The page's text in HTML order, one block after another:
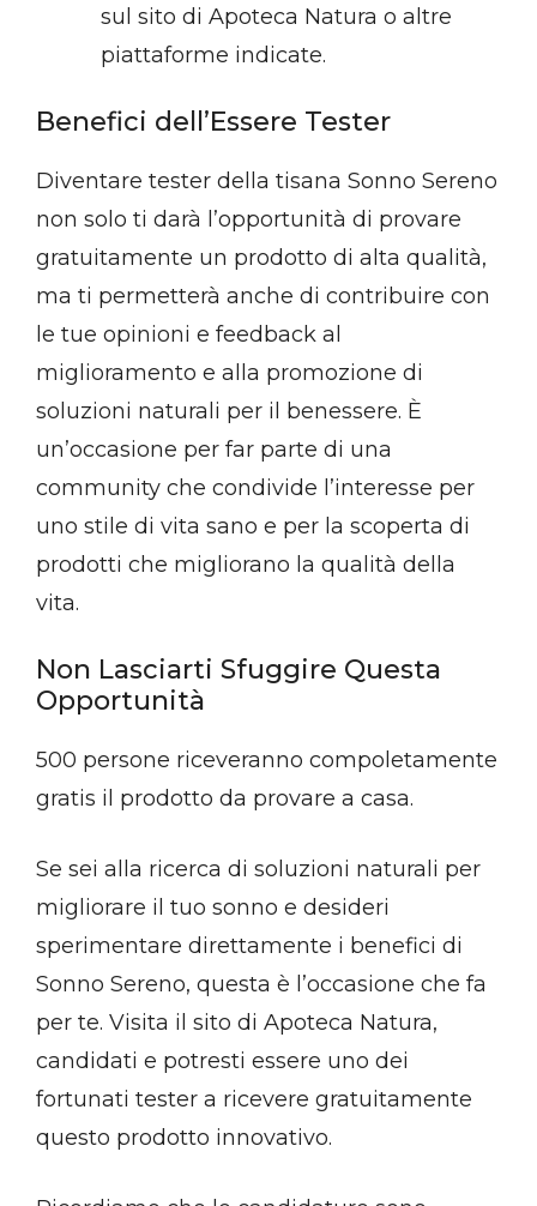
sul sito di Apoteca Natura o altre
piattaforme indicate.
Benefici dell’Essere Tester
Diventare tester della tisana Sonno Sereno
non solo ti darà l’opportunità di provare
gratuitamente un prodotto di alta qualità,
ma ti permetterà anche di contribuire con
le tue opinioni e feedback al
miglioramento e alla promozione di
soluzioni naturali per il benessere. È
un’occasione per far parte di una
community che condivide l’interesse per
uno stile di vita sano e per la scoperta di
prodotti che migliorano la qualità della
vita.
Non Lasciarti Sfuggire Questa
Opportunità
500 persone riceveranno compoletamente
gratis il prodotto da provare a casa.
Se sei alla ricerca di soluzioni naturali per
migliorare il tuo sonno e desideri
sperimentare direttamente i benefici di
Sonno Sereno, questa è l’occasione che fa
per te. Visita il sito di Apoteca Natura,
candidati e potresti essere uno dei
fortunati tester a ricevere gratuitamente
questo prodotto innovativo.